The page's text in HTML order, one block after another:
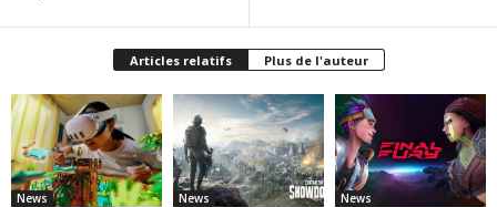
Articles relatifs Plus de l'auteur
News News News